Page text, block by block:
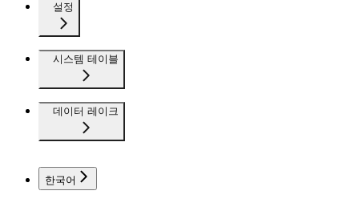
설정
시스템 테이블
데이터 레이크
한국어